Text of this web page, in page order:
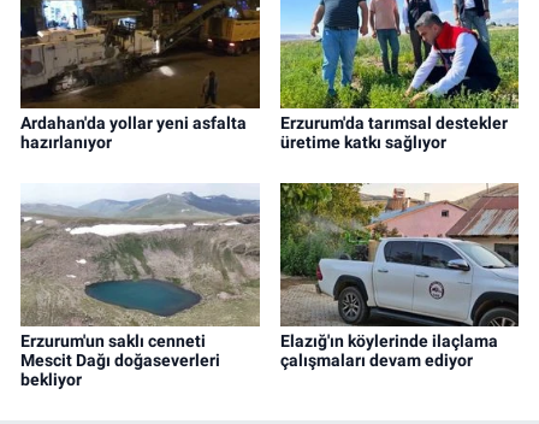
Ardahan'da yollar yeni asfalta
hazırlanıyor
Erzurum'da tarımsal destekler
üretime katkı sağlıyor
Erzurum'un saklı cenneti
Mescit Dağı doğaseverleri
bekliyor
Elazığ'ın köylerinde ilaçlama
çalışmaları devam ediyor